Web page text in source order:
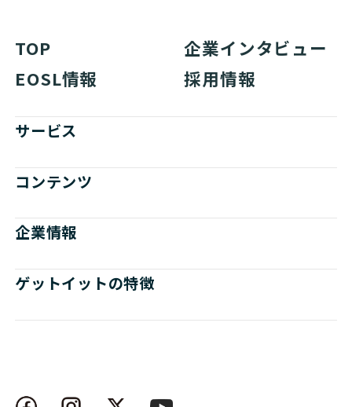
TOP
企業インタビュー
EOSL情報
採用情報
サービス
コンテンツ
企業情報
ゲットイットの特徴